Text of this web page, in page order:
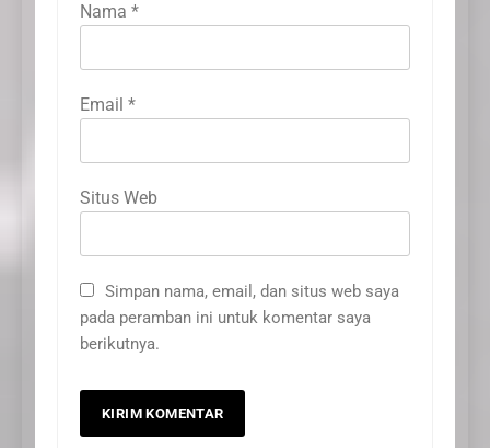
Nama *
Email *
Situs Web
Simpan nama, email, dan situs web saya
pada peramban ini untuk komentar saya
berikutnya.